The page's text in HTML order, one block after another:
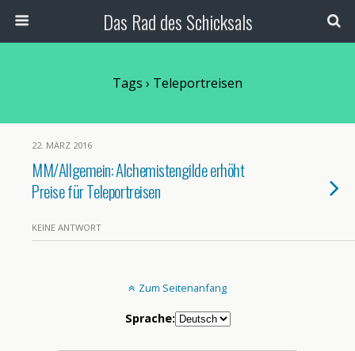
Das Rad des Schicksals
Tags › Teleportreisen
22. MÄRZ 2016
MM/Allgemein: Alchemistengilde erhöht
Preise für Teleportreisen
KEINE ANTWORT
Zum Seitenanfang
Sprache: